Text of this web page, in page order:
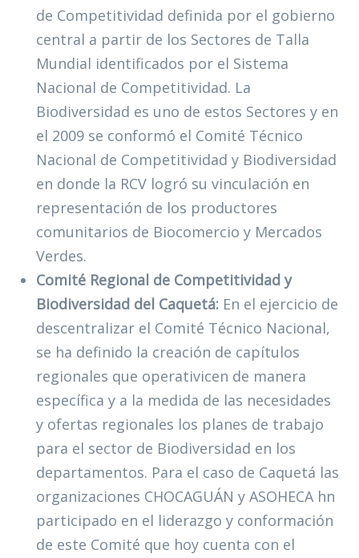
de Competitividad definida por el gobierno
central a partir de los Sectores de Talla
Mundial identificados por el Sistema
Nacional de Competitividad. La
Biodiversidad es uno de estos Sectores y en
el 2009 se conformó el Comité Técnico
Nacional de Competitividad y Biodiversidad
en donde la RCV logró su vinculación en
representación de los productores
comunitarios de Biocomercio y Mercados
Verdes.
Comité Regional de Competitividad y
Biodiversidad del Caquetá: En el ejercicio de
descentralizar el Comité Técnico Nacional,
se ha definido la creación de capítulos
regionales que operativicen de manera
específica y a la medida de las necesidades
y ofertas regionales los planes de trabajo
para el sector de Biodiversidad en los
departamentos. Para el caso de Caquetá las
organizaciones CHOCAGUÁN y ASOHECA hn
participado en el liderazgo y conformación
de este Comité que hoy cuenta con el